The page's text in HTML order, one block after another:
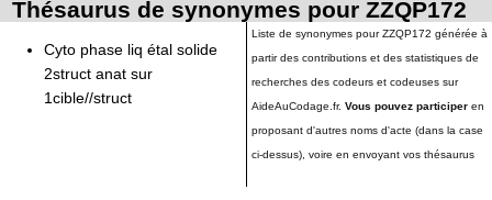
Thésaurus de synonymes pour ZZQP172
Cyto phase liq étal solide
2struct anat sur
1cible//struct
Liste de synonymes pour ZZQP172 générée à
partir des contributions et des statistiques de
recherches des codeurs et codeuses sur
AideAuCodage.fr. Vous pouvez participer en
proposant d'autres noms d'acte (dans la case
ci-dessus), voire en envoyant vos thésaurus